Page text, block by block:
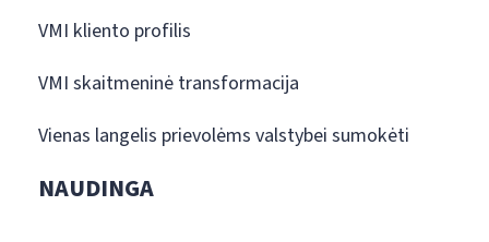
VMI kliento profilis
VMI skaitmeninė transformacija
Vienas langelis prievolėms valstybei sumokėti
NAUDINGA